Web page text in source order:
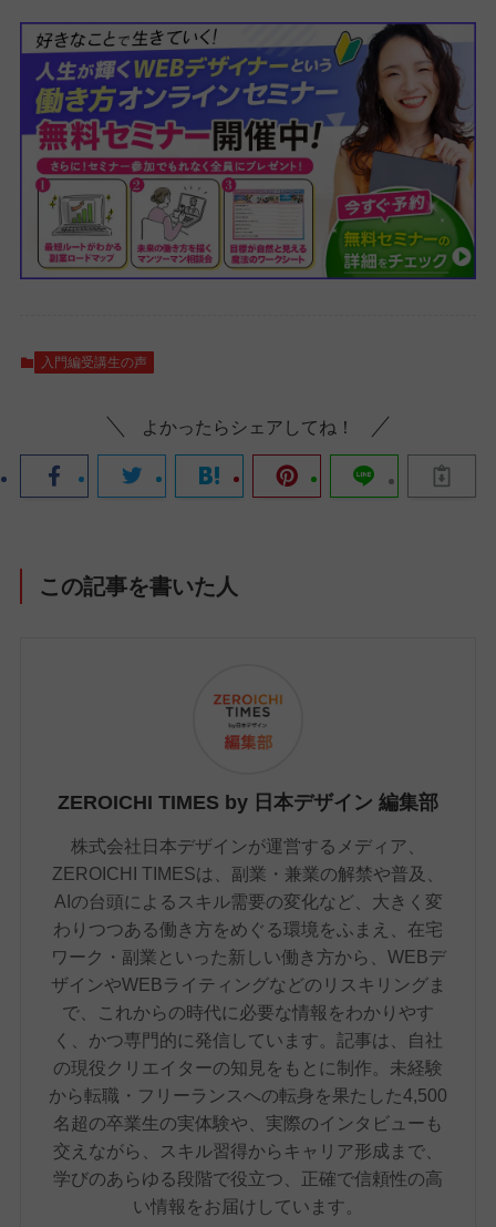
入門編受講生の声
よかったらシェアしてね！
この記事を書いた人
ZEROICHI TIMES by 日本デザイン 編集部
株式会社日本デザインが運営するメディア、
ZEROICHI TIMESは、副業・兼業の解禁や普及、
AIの台頭によるスキル需要の変化など、大きく変
わりつつある働き方をめぐる環境をふまえ、在宅
ワーク・副業といった新しい働き方から、WEBデ
ザインやWEBライティングなどのリスキリングま
で、これからの時代に必要な情報をわかりやす
く、かつ専門的に発信しています。記事は、自社
の現役クリエイターの知見をもとに制作。未経験
から転職・フリーランスへの転身を果たした4,500
名超の卒業生の実体験や、実際のインタビューも
交えながら、スキル習得からキャリア形成まで、
学びのあらゆる段階で役立つ、正確で信頼性の高
い情報をお届けしています。